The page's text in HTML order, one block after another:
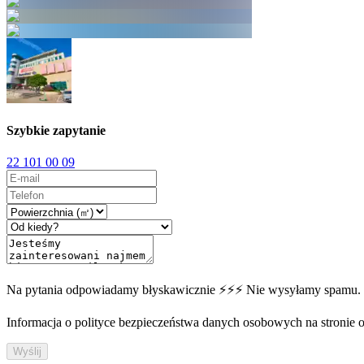
Szybkie zapytanie
22 101 00 09
Na pytania odpowiadamy błyskawicznie ⚡⚡⚡ Nie wysyłamy spamu.
Informacja o polityce bezpieczeństwa danych osobowych na stronie
Wyślij